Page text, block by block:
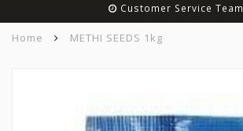
Customer Service Team
Home METHI SEEDS 1kg